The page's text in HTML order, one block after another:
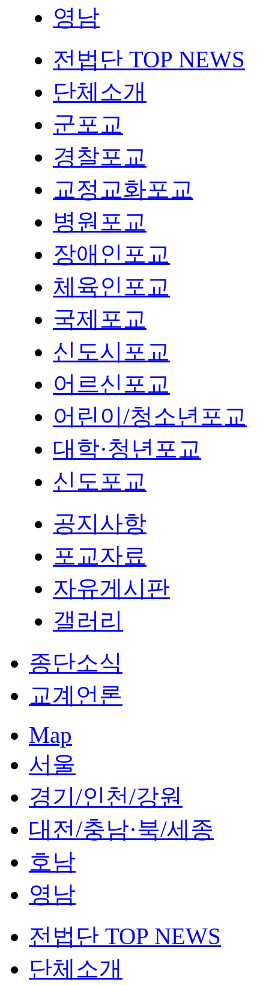
영남
전법단 TOP NEWS
단체소개
군포교
경찰포교
교정교화포교
병원포교
장애인포교
체육인포교
국제포교
신도시포교
어르신포교
어린이/청소년포교
대학·청년포교
신도포교
공지사항
포교자료
자유게시판
갤러리
종단소식
교계언론
Map
서울
경기/인천/강원
대전/충남·북/세종
호남
영남
전법단 TOP NEWS
단체소개